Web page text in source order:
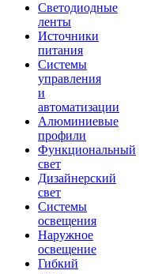
Светодиодные
ленты
Источники
питания
Системы
управления
и
автоматизации
Алюминиевые
профили
Функциональный
свет
Дизайнерский
свет
Системы
освещения
Наружное
освещение
Гибкий